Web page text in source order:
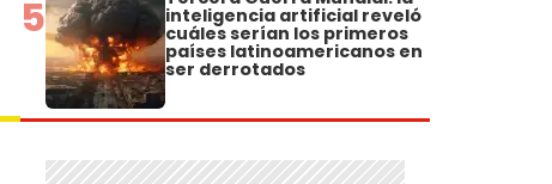
5 inteligencia artificial reveló
cuáles serían los primeros
países latinoamericanos en
ser derrotados